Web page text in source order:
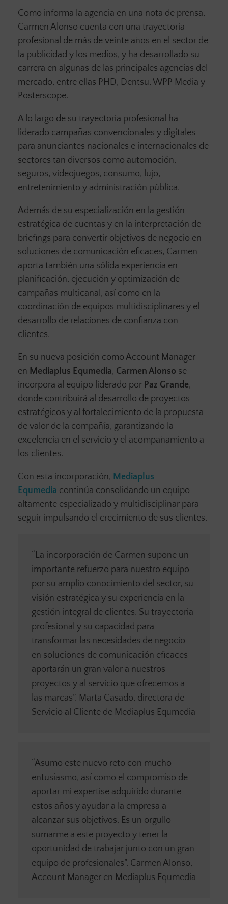
Como informa la agencia en una nota de prensa,
Carmen Alonso cuenta con una trayectoria
profesional de más de veinte años en el sector de
la publicidad y los medios, y ha desarrollado su
carrera en algunas de las principales agencias del
mercado, entre ellas PHD, Dentsu, WPP Media y
Posterscope.
A lo largo de su trayectoria profesional ha
liderado campañas convencionales y digitales
para anunciantes nacionales e internacionales de
sectores tan diversos como automoción,
seguros, videojuegos, consumo, lujo,
entretenimiento y administración pública.
Además de su especialización en la gestión
estratégica de cuentas y en la interpretación de
briefings para convertir objetivos de negocio en
soluciones de comunicación eficaces, Carmen
aporta también una sólida experiencia en
planificación, ejecución y optimización de
campañas multicanal, así como en la
coordinación de equipos multidisciplinares y el
desarrollo de relaciones de confianza con
clientes.
En su nueva posición como Account Manager
en Mediaplus Equmedia, Carmen Alonso se
incorpora al equipo liderado por Paz Grande,
donde contribuirá al desarrollo de proyectos
estratégicos y al fortalecimiento de la propuesta
de valor de la compañía, garantizando la
excelencia en el servicio y el acompañamiento a
los clientes.
Con esta incorporación, Mediaplus
Equmedia continúa consolidando un equipo
altamente especializado y multidisciplinar para
seguir impulsando el crecimiento de sus clientes.
“La incorporación de Carmen supone un
importante refuerzo para nuestro equipo
por su amplio conocimiento del sector, su
visión estratégica y su experiencia en la
gestión integral de clientes. Su trayectoria
profesional y su capacidad para
transformar las necesidades de negocio
en soluciones de comunicación eficaces
aportarán un gran valor a nuestros
proyectos y al servicio que ofrecemos a
las marcas”. Marta Casado, directora de
Servicio al Cliente de Mediaplus Equmedia
“Asumo este nuevo reto con mucho
entusiasmo, así como el compromiso de
aportar mi expertise adquirido durante
estos años y ayudar a la empresa a
alcanzar sus objetivos. Es un orgullo
sumarme a este proyecto y tener la
oportunidad de trabajar junto con un gran
equipo de profesionales”. Carmen Alonso,
Account Manager en Mediaplus Equmedia